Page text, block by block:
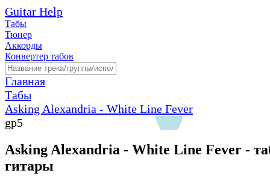
Guitar Help
Табы
Тюнер
Аккорды
Конвертер табов
Главная
Табы
Asking Alexandria - White Line Fever
gp5
Asking Alexandria - White Line Fever -
гитары